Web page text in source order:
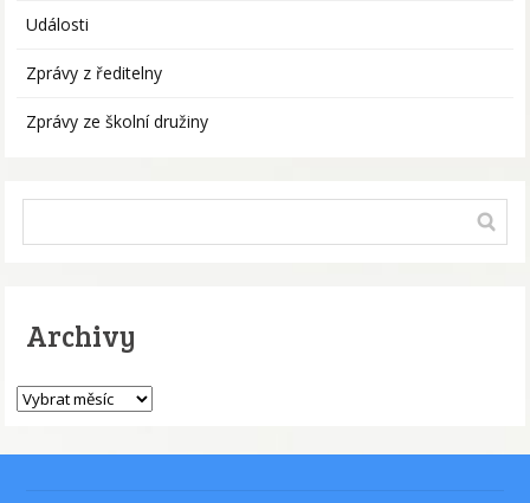
Události
Zprávy z ředitelny
Zprávy ze školní družiny
Archivy